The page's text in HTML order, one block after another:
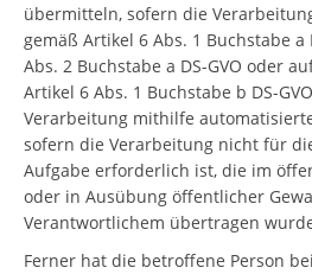
übermitteln, sofern die
gemäß Artikel 6 Abs. 1 Buchstabe a
Abs. 2 Buchstabe a DS-GVO oder
Artikel 6 Abs. 1 Buchstabe b DS-
Verarbeitung mithilfe
sofern die Verarbeitung nicht für
Aufgabe erforderlich ist, die im
oder in Ausübung öffentlicher
Verantwortlichem übertragen
Ferner hat die betroffene Person